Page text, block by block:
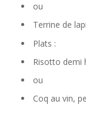
ou
Terrine de
Plats :
Risotto demi
ou
Coq au vin,